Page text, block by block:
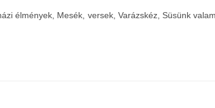
Mesék, versek, Varázskéz, Süsünk